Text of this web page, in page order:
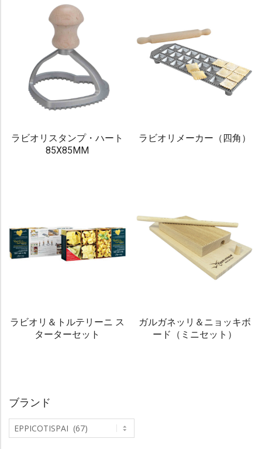
ラビオリスタンプ・ハート
85X85MM
ラビオリメーカー（四角）
ラビオリ＆トルテリーニ ス
ターターセット
ガルガネッリ＆ニョッキボ
ード（ミニセット）
ブランド